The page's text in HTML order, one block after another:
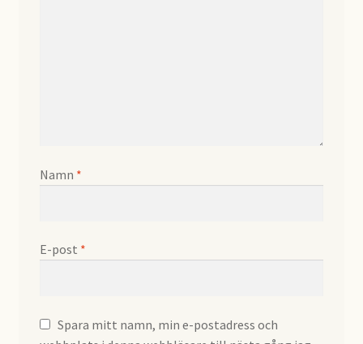
Namn *
E-post *
Spara mitt namn, min e-postadress och